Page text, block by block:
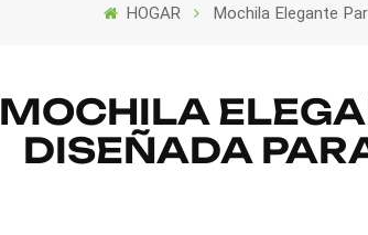
HOGAR Mochila Elegante
MOCHILA
DISEÑADA